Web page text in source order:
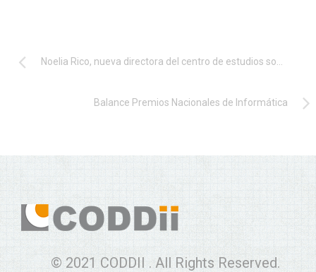
Balance Premios Nacionales de Informática
© 2021 CODDII . All Rights Reserved.